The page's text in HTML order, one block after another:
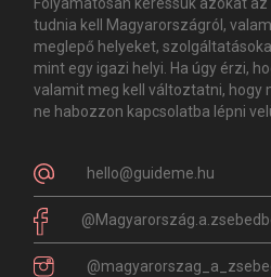
tudnia kell Magyarországról,
meglepő helyeket,
mint egy igazi helyi. Ha úgy érzi,
valamit meg kell változtatni, hogy
ne habozzon kapcsolatba lépni
hello@guideme.hu